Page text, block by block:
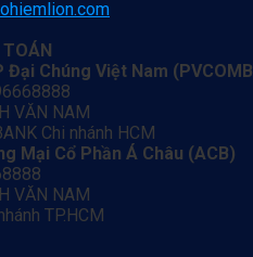
Đại Chúng Việt Nam
VĂN NAM
Chi nhánh HCM
Mại Cổ Phần Á Châu (ACB)
VĂN NAM
TP.HCM